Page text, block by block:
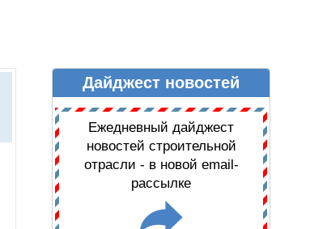
ДАЙДЖЕСТ НОВОСТЕЙДайджест новостей
Ежедневный дайджест
новостей строительной
отрасли - в новой email-
рассылке